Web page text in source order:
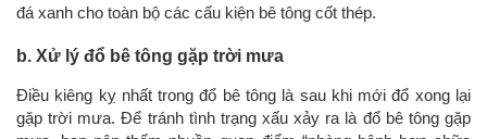
đá xanh cho toàn bộ các cấu kiện bê tông cốt thép.
b. Xử lý đổ bê tông gặp trời mưa
Điều kiêng kỵ nhất trong đổ bê tông là sau khi mới đổ xong lại
gặp trời mưa. Để tránh tình trạng xấu xảy ra là đổ bê tông gặp